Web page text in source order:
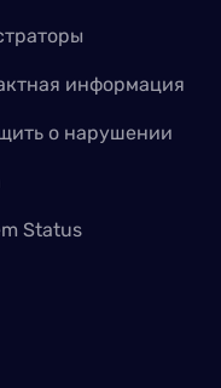
информация
о нарушении
Status